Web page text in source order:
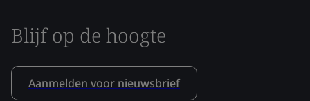
Blijf op de hoogte
Aanmelden voor nieuwsbrief